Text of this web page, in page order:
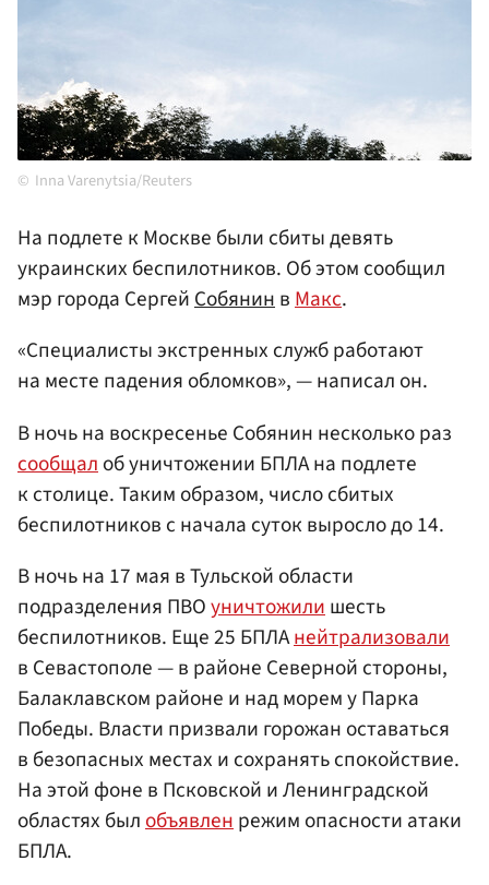
Inna Varenytsia/Reuters
На подлете к Москве были сбиты девять
украинских беспилотников. Об этом сообщил
мэр города СергейСобянинвМакс.
«Специалисты экстренных служб работают
на месте падения обломков», — написал он.
В ночь на воскресенье Собянин несколько раз
сообщал об уничтожении БПЛА на подлете
к столице. Таким образом, число сбитых
беспилотников с начала суток выросло до 14.
В ночь на 17 мая в Тульской области
подразделения ПВОуничтожилишесть
беспилотников. Еще 25 БПЛАнейтрализовали
в Севастополе — в районе Северной стороны,
Балаклавском районе и над морем у Парка
Победы. Власти призвали горожан оставаться
в безопасных местах и сохранять спокойствие.
На этой фоне в Псковской и Ленинградской
областях былобъявленрежим опасности атаки
БПЛА.